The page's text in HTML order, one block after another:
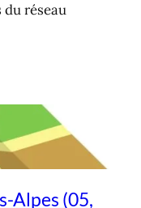
réseau
Alpes (05,